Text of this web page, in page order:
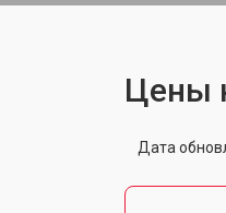
Цены
Дата